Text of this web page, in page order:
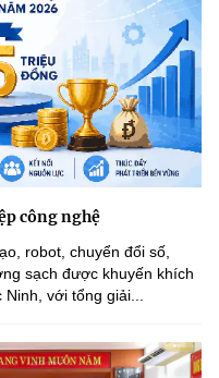
công nghệ
robot, chuyển đổi số,
sạch được khuyến khích
với tổng giải...